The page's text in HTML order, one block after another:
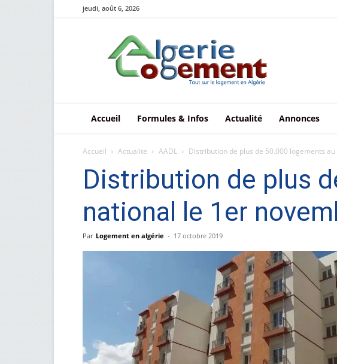
jeudi, août 6, 2026
Le
logement
en
Algérie
Accueil Formules & Infos Actualité Annonces
Accueil Actualite AADL Distribution de plus de 50.000 logements
Distribution de plus
national le 1er
Par Logement en algérie - 17 octobre 2019